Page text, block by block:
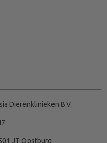
Dierenklinieken B.V.
JT Oostburg